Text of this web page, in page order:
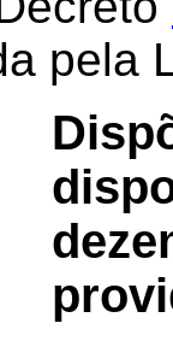
pela